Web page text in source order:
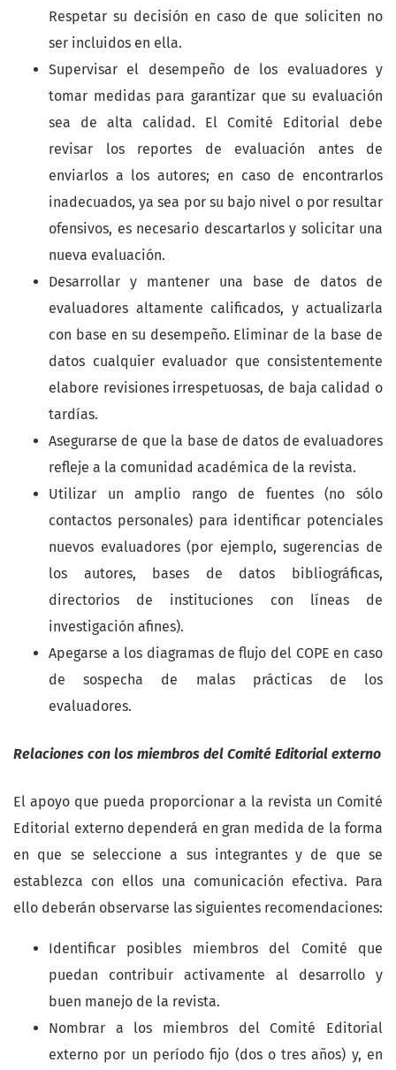
Respetar su decisión en caso de que soliciten no
ser incluidos en ella.
Supervisar el desempeño de los evaluadores y
tomar medidas para garantizar que su evaluación
sea de alta calidad. El Comité Editorial debe
revisar los reportes de evaluación antes de
enviarlos a los autores; en caso de encontrarlos
inadecuados, ya sea por su bajo nivel o por resultar
ofensivos, es necesario descartarlos y solicitar una
nueva evaluación.
Desarrollar y mantener una base de datos de
evaluadores altamente calificados, y actualizarla
con base en su desempeño. Eliminar de la base de
datos cualquier evaluador que consistentemente
elabore revisiones irrespetuosas, de baja calidad o
tardías.
Asegurarse de que la base de datos de evaluadores
refleje a la comunidad académica de la revista.
Utilizar un amplio rango de fuentes (no sólo
contactos personales) para identificar potenciales
nuevos evaluadores (por ejemplo, sugerencias de
los autores, bases de datos bibliográficas,
directorios de instituciones con líneas de
investigación afines).
Apegarse a los diagramas de flujo del COPE en caso
de sospecha de malas prácticas de los
evaluadores.
Relaciones con los miembros del Comité Editorial externo
El apoyo que pueda proporcionar a la revista un Comité
Editorial externo dependerá en gran medida de la forma
en que se seleccione a sus integrantes y de que se
establezca con ellos una comunicación efectiva. Para
ello deberán observarse las siguientes recomendaciones:
Identificar posibles miembros del Comité que
puedan contribuir activamente al desarrollo y
buen manejo de la revista.
Nombrar a los miembros del Comité Editorial
externo por un período fijo (dos o tres años) y, en